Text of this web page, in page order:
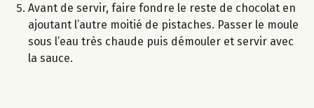
Avant de servir, faire fondre le reste de chocolat en
ajoutant l’autre moitié de pistaches. Passer le moule
sous l’eau très chaude puis démouler et servir avec
la sauce.